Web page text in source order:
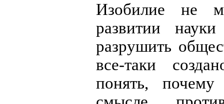
Изобилие не
развитии
разрушить
все-таки
понять,